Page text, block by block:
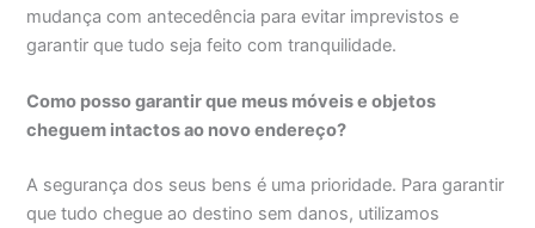
mudança com antecedência para evitar imprevistos e
garantir que tudo seja feito com tranquilidade.
Como posso garantir que meus móveis e objetos
cheguem intactos ao novo endereço?
A segurança dos seus bens é uma prioridade. Para garantir
que tudo chegue ao destino sem danos, utilizamos